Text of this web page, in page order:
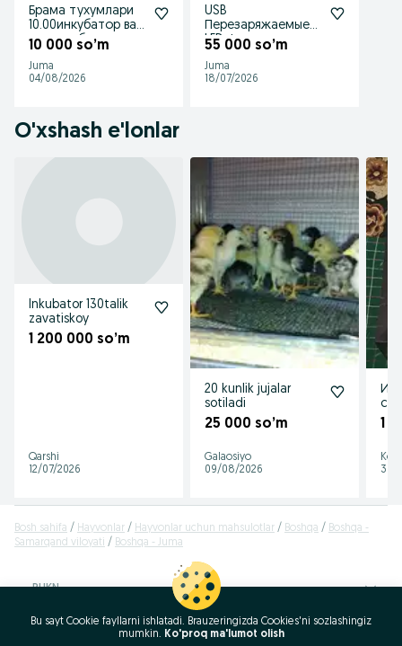
Брама тухумлари
10.00инкубатор ва
товукка бостриш
10 000 so’m
Juma
04/08/2026
USB
Перезаряжаемые
LED Фонари для
Регулируемые
Винтаж
55 000 so’m
Juma
18/07/2026
O'xshash e'lonlar
Inkubator 130talik
zavatiskoy
1 200 000 so’m
Qarshi
12/07/2026
20 kunlik jujalar
sotiladi
25 000 so’m
Galaosiyo
09/08/2026
1
30/
Bosh sahifa Hayvonlar Hayvonlar uchun mahsulotlar Boshqa
Boshqa -
Samarqand viloyati
Boshqa - Juma
RUKN
Bu sayt Cookie fayllarni ishlatadi. Brauzeringizda Cookies'ni sozlashingiz
mumkin. Ko'proq ma'lumot olish